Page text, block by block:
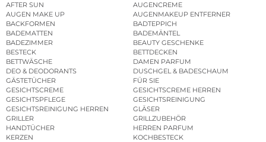
AFTER SUN
AUGENCREME
AUGEN MAKE UP
AUGENMAKEUP ENTFERNER
BACKFORMEN
BADTEPPICH
BADEMATTEN
BADEMÄNTEL
BADEZIMMER
BEAUTY GESCHENKE
BESTECK
BETTDECKEN
BETTWÄSCHE
DAMEN PARFUM
DEO & DEODORANTS
DUSCHGEL & BADESCHAUM
GÄSTETÜCHER
FÜR SIE
GESICHTSCREME
GESICHTSCREME HERREN
GESICHTSPFLEGE
GESICHTSREINIGUNG
GESICHTSREINIGUNG HERREN
GLÄSER
GRILLER
GRILLZUBEHÖR
HANDTÜCHER
HERREN PARFUM
KERZEN
KOCHBESTECK